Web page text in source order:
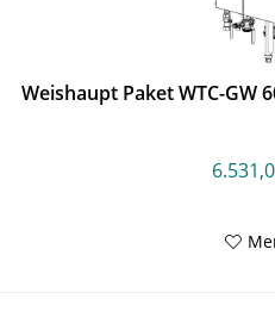
Weishaupt Paket WTC-GW